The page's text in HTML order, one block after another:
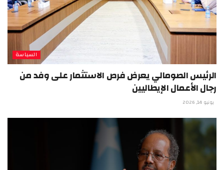
السياسة
الرئيس الصومالي يعرض فرص الاستثمار على وفد من
رجال الأعمال الإيطاليين
يونيو 14, 2026